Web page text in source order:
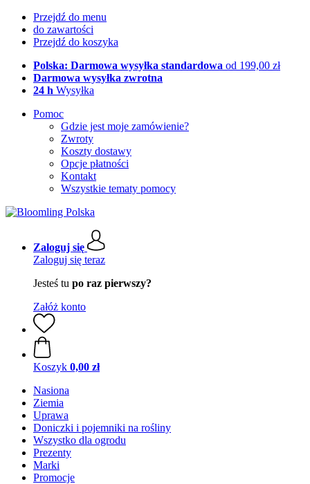
Przejdź do menu
do zawartości
Przejdź do koszyka
Polska: Darmowa wysyłka standardowa od 199,00 zł
Darmowa wysyłka zwrotna
24 h Wysyłka
Pomoc
Gdzie jest moje zamówienie?
Zwroty
Koszty dostawy
Opcje płatności
Kontakt
Wszystkie tematy pomocy
Zaloguj się
Zaloguj się teraz
Jesteś tu po raz pierwszy?
Załóż konto
Koszyk 0,00 zł
Nasiona
Ziemia
Uprawa
Doniczki i pojemniki na rośliny
Wszystko dla ogrodu
Prezenty
Marki
Promocje